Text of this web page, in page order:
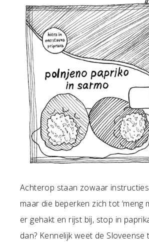
Achterop staan zowaar
maar die beperken zich tot ‘meng
er gehakt en rijst bij, stop in
dan? Kennelijk weet de Sloveense